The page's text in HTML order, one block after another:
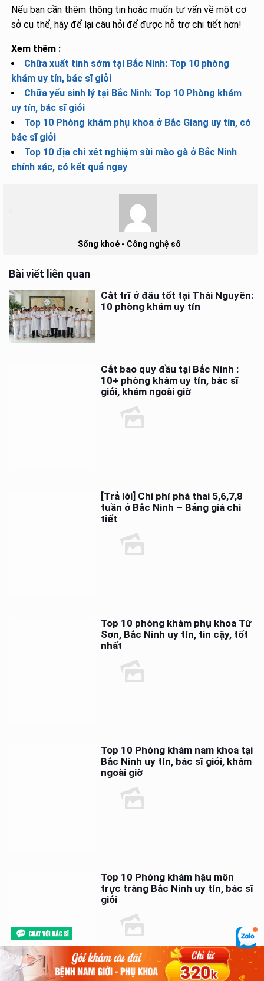
Nếu bạn cần thêm thông tin hoặc muốn tư vấn về một cơ
sở cụ thể, hãy để lại câu hỏi để được hỗ trợ chi tiết hơn!
Xem thêm :
Chữa xuất tinh sớm tại Bắc Ninh: Top 10 phòng
khám uy tín, bác sĩ giỏi
Chữa yếu sinh lý tại Bắc Ninh: Top 10 Phòng khám
uy tín, bác sĩ giỏi
Top 10 Phòng khám phụ khoa ở Bắc Giang uy tín, có
bác sĩ giỏi
Top 10 địa chỉ xét nghiệm sùi mào gà ở Bắc Ninh
chính xác, có kết quả ngay
Sống khoẻ - Công nghệ số
Bài viết liên quan
Cắt trĩ ở đâu tốt tại Thái Nguyên:
10 phòng khám uy tín
Cắt bao quy đầu tại Bắc Ninh :
10+ phòng khám uy tín, bác sĩ
giỏi, khám ngoài giờ
[Trả lời] Chi phí phá thai 5,6,7,8
tuần ở Bắc Ninh – Bảng giá chi
tiết
Top 10 phòng khám phụ khoa Từ
Sơn, Bắc Ninh uy tín, tin cậy, tốt
nhất
Top 10 Phòng khám nam khoa tại
Bắc Ninh uy tín, bác sĩ giỏi, khám
ngoài giờ
Top 10 Phòng khám hậu môn
trực tràng Bắc Ninh uy tín, bác sĩ
giỏi